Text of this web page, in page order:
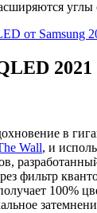
углы
2021
в
Wall, и
фильтр
100%